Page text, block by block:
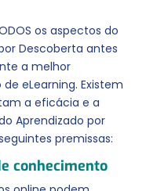
os aspectos do
Descoberta antes
a melhor
eLearning. Existem
a eficácia e a
Aprendizado por
premissas:
conhecimento